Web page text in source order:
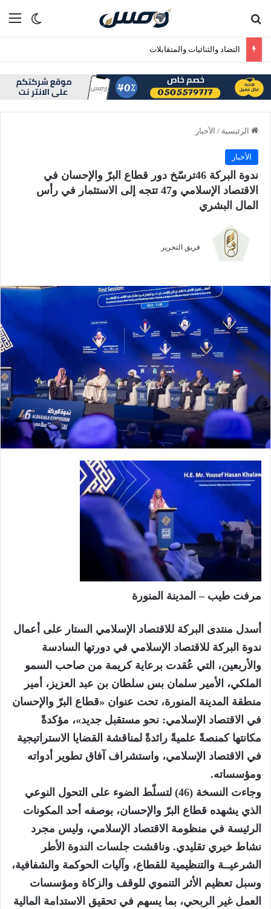
الوضع
الرئيسية / الأخبار
الأخبار
ندوة البركة 46ترسّخ دور قطاع البرّ والإحسان في
الاقتصاد الإسلامي و47 تتجه إلى الاستثمار في رأس
المال البشري
فريق التحرير
مرفت طيب – المدينة المنورة
أسدل منتدى البركة للاقتصاد الإسلامي الستار على أعمال
ندوة البركة للاقتصاد الإسلامي في دورتها السادسة
والأربعين، التي عُقدت برعاية كريمة من صاحب السمو
الملكي، الأمير سلمان بس سلطان بن عبد العزيز، أمير
منطقة المدينة المنورة، تحت عنوان «قطاع البرّ والإحسان
في الاقتصاد الإسلامي: نحو مستقبل جديد»، مؤكدةً
مكانتها كمنصةً علميةً رائدةً لمناقشة القضايا الاستراتيجية
في الاقتصاد الإسلامي، واستشراف آفاق تطوير أدواته
ومؤسساته.
وجاءت النسخة (46) لتسلّط الضوء على التحول النوعي
الذي يشهده قطاع البرّ والإحسان، بوصفه أحد المكونات
الرئيسة في منظومة الاقتصاد الإسلامي، وليس مجرد
نشاط خيري تقليدي. وناقشت جلسات الندوة الأطر
الشرعيــة والتنظيمية للقطاع، وآليات الحوكمة والشفافية،
وسبل تعظيم الأثر التنموي للوقف والزكاة ومؤسسات
العمل غير الربحي، بما يسهم في تحقيق الاستدامة المالية